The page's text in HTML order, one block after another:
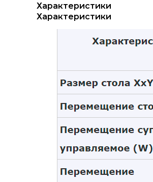
Характеристики
Характеристики